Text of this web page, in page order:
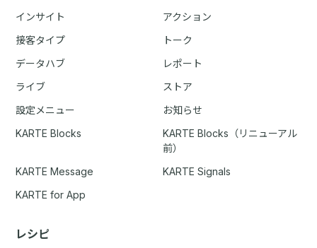
インサイト
アクション
接客タイプ
トーク
データハブ
レポート
ライブ
ストア
設定メニュー
お知らせ
KARTE Blocks
KARTE Blocks（リニューアル
前）
KARTE Message
KARTE Signals
KARTE for App
レシピ